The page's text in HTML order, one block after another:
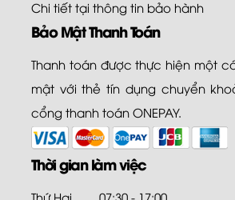
Chi tiết tại thông tin bảo hành
Bảo Mật Thanh Toán
Thanh toán được thực hiện một
mật với thẻ tín dụng chuyển
cổng thanh toán ONEPAY.
Thời gian làm việc
Thứ Hai
07:30 - 17:00